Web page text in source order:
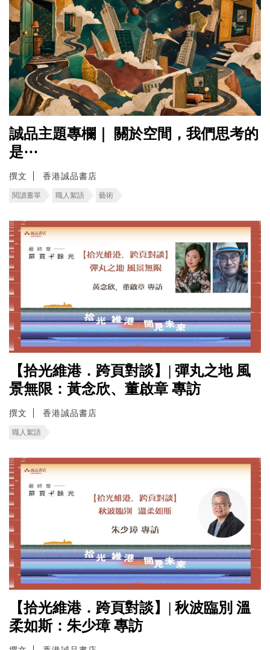
誠品主題專欄｜ ​關於空間，我們思考的
是⋯
撰文 香港誠品書店
閱讀書單 職人絮語 藝術
【拾光維港．跨頁對談】| 彈丸之地 風
景無限：黃念欣、董啟章 專訪
撰文 香港誠品書店
職人絮語
【拾光維港．跨頁對談】| 秋波臨別 溫
柔如斯：朱少璋 專訪